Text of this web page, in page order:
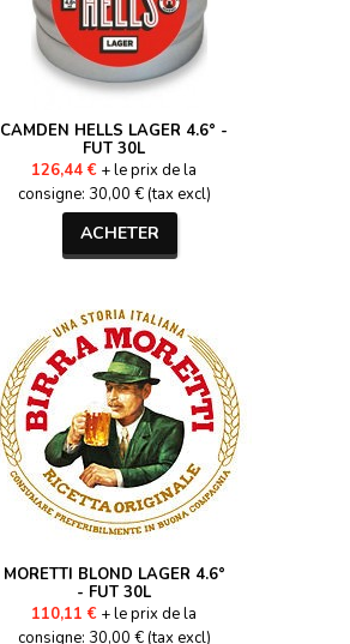
CAMDEN HELLS LAGER 4.6° -
FUT 30L
126,44 € + le prix de la
consigne: 30,00 € (tax excl)
ACHETER
MORETTI BLOND LAGER 4.6°
- FUT 30L
110,11 € + le prix de la
consigne: 30,00 € (tax excl)